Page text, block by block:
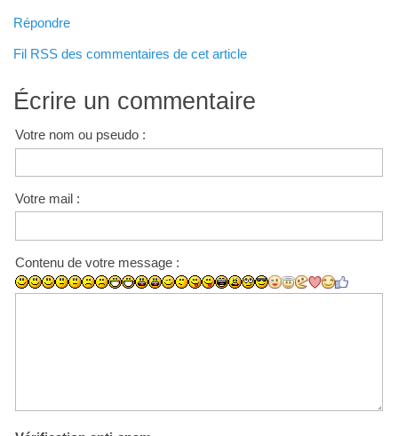
Répondre
Fil RSS des commentaires de cet article
Écrire un commentaire
Votre nom ou pseudo :
Votre mail :
Contenu de votre message :